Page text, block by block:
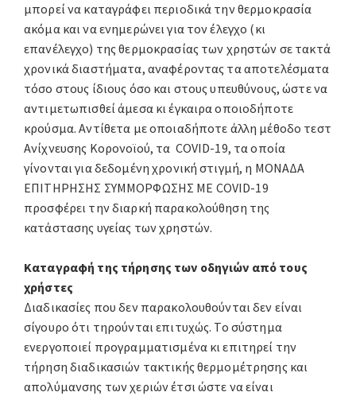
μπορεί να καταγράφει περιοδικά την θερμοκρασία
ακόμα και να ενημερώνει για τον έλεγχο (κι
επανέλεγχο) της θερμοκρασίας των χρηστών σε τακτά
χρονικά διαστήματα, αναφέροντας τα αποτελέσματα
τόσο στους ίδιους όσο και στους υπευθύνους, ώστε να
αντιμετωπισθεί άμεσα κι έγκαιρα οποιοδήποτε
κρούσμα. Αντίθετα με οποιαδήποτε άλλη μέθοδο τεστ
Ανίχνευσης Κορονοϊού, τα COVID-19, τα οποία
γίνονται για δεδομένη χρονική στιγμή, η ΜΟΝΑΔΑ
ΕΠΙΤΗΡΗΣΗΣ ΣΥΜΜΟΡΦΩΣΗΣ ΜΕ COVID-19
προσφέρει την διαρκή παρακολούθηση της
κατάστασης υγείας των χρηστών.
Καταγραφή της τήρησης των οδηγιών από τους
χρήστες
Διαδικασίες που δεν παρακολουθούνται δεν είναι
σίγουρο ότι τηρούνται επιτυχώς. Το σύστημα
ενεργοποιεί προγραμματισμένα κι επιτηρεί την
τήρηση διαδικασιών τακτικής θερμομέτρησης και
απολύμανσης των χεριών έτσι ώστε να είναι